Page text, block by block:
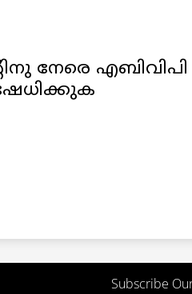
നേരെ എബിവിപി
Subscribe